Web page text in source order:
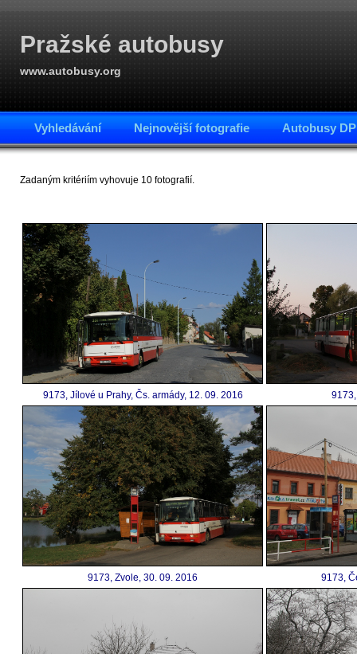
Pražské autobusy
www.autobusy.org
Vyhledávání Nejnovější fotografie Autobusy
Zadaným kritériím vyhovuje 10 fotografií.
9173, Jílové u Prahy, Čs. armády, 12. 09. 2016
9173, Zvole, 30. 09. 2016 9173,